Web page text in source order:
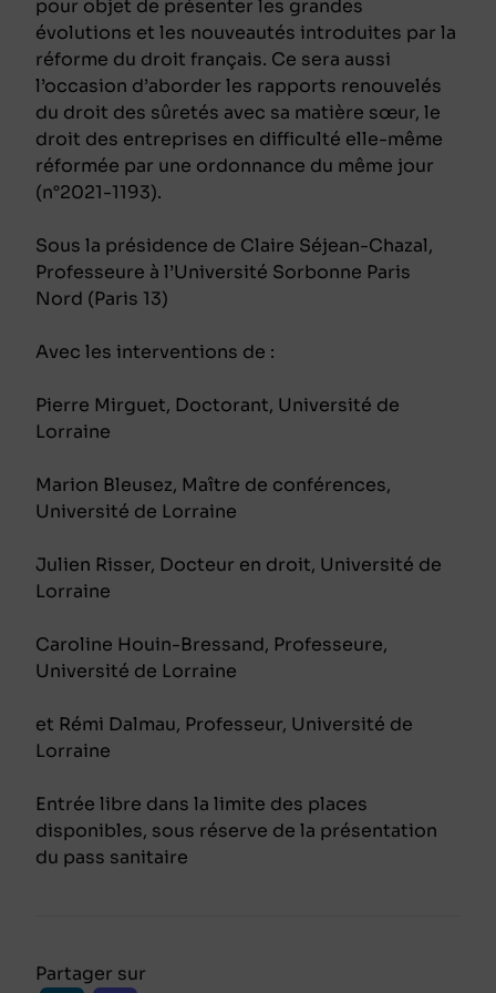
pour objet de présenter les grandes
évolutions et les nouveautés introduites par la
réforme du droit français. Ce sera aussi
l’occasion d’aborder les rapports renouvelés
du droit des sûretés avec sa matière sœur, le
droit des entreprises en difficulté elle-même
réformée par une ordonnance du même jour
(n°2021-1193).
Sous la présidence de Claire Séjean-Chazal,
Professeure à l’Université Sorbonne Paris
Nord (Paris 13)
Avec les interventions de :
Pierre Mirguet, Doctorant, Université de
Lorraine
Marion Bleusez, Maître de conférences,
Université de Lorraine
Julien Risser, Docteur en droit, Université de
Lorraine
Caroline Houin-Bressand, Professeure,
Université de Lorraine
et Rémi Dalmau, Professeur, Université de
Lorraine
Entrée libre dans la limite des places
disponibles, sous réserve de la présentation
du pass sanitaire
Partager sur